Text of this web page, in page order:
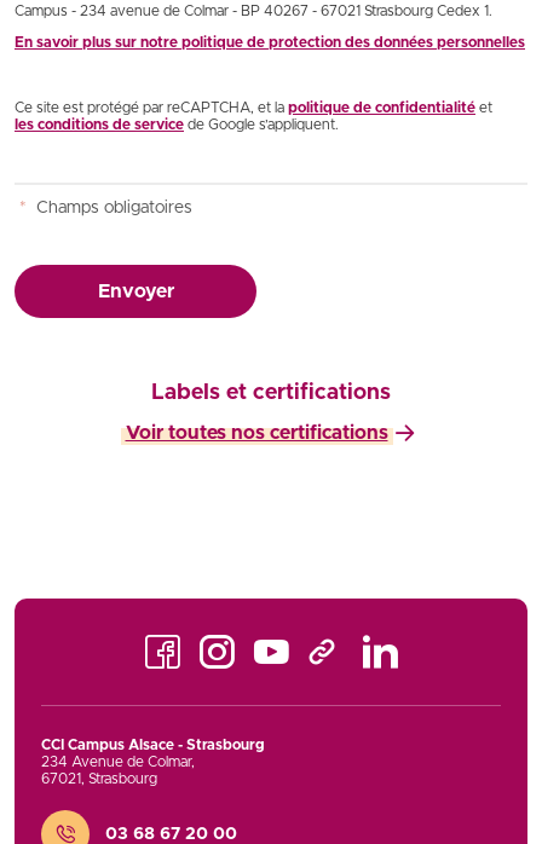
Campus - 234 avenue de Colmar - BP 40267 - 67021 Strasbourg Cedex 1.
En savoir plus sur notre politique de protection des données personnelles
Ce site est protégé par reCAPTCHA, et la politique de confidentialité et
les conditions de service de Google s’appliquent.
* Champs obligatoires
Envoyer
Labels et certifications
Voir toutes nos certifications
FacebookInstagramYoutube TikTok
CCI Campus Alsace - Strasbourg
234 Avenue de Colmar,
67021, Strasbourg
Contact
03 68 67 20 00